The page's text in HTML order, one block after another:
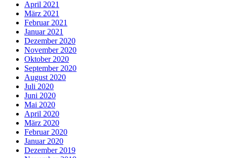
April 2021
März 2021
Februar 2021
Januar 2021
Dezember 2020
November 2020
Oktober 2020
September 2020
August 2020
Juli 2020
Juni 2020
Mai 2020
April 2020
März 2020
Februar 2020
Januar 2020
Dezember 2019